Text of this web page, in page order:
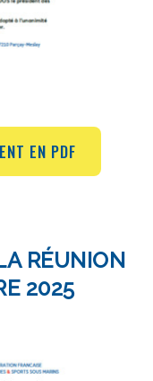
EN PDF
RÉUNION
2025